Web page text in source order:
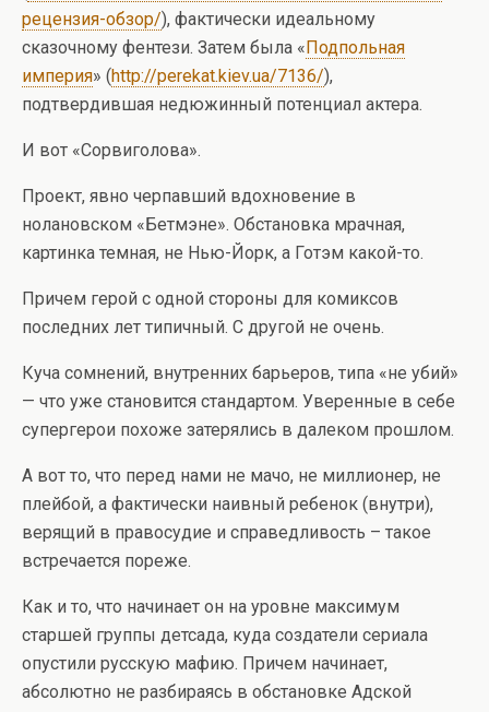
рецензия-обзор/), фактически идеальному
сказочному фентези. Затем была « Подпольная
империя» (http://perekat.kiev.ua/7136/),
подтвердившая недюжинный потенциал актера.
И вот «Сорвиголова».
Проект, явно черпавший вдохновение в
нолановском «Бетмэне». Обстановка мрачная,
картинка темная, не Нью-Йорк, а Готэм какой-то.
Причем герой с одной стороны для комиксов
последних лет типичный. С другой не очень.
Куча сомнений, внутренних барьеров, типа «не убий»
— что уже становится стандартом. Уверенные в себе
супергерои похоже затерялись в далеком прошлом.
А вот то, что перед нами не мачо, не миллионер, не
плейбой, а фактически наивный ребенок (внутри),
верящий в правосудие и справедливость – такое
встречается пореже.
Как и то, что начинает он на уровне максимум
старшей группы детсада, куда создатели сериала
опустили русскую мафию. Причем начинает,
абсолютно не разбираясь в обстановке Адской